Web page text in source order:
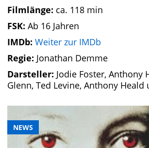
NEWS
Filmlänge: ca. 118 min
FSK: Ab 16 Jahren
IMDb: Weiter zur IMDb
Regie: Jonathan Demme
Darsteller: Jodie Foster, Anthony
Glenn, Ted Levine, Anthony Heald